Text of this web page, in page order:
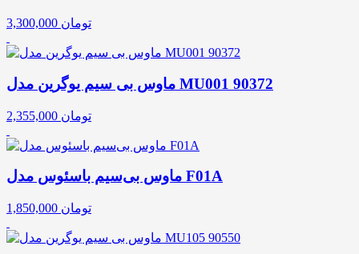
3,300,000 تومان
ماوس بی سیم یوگرین مدل MU001 90372
2,355,000 تومان
ماوس بی‌سیم باسئوس مدل F01A
1,850,000 تومان